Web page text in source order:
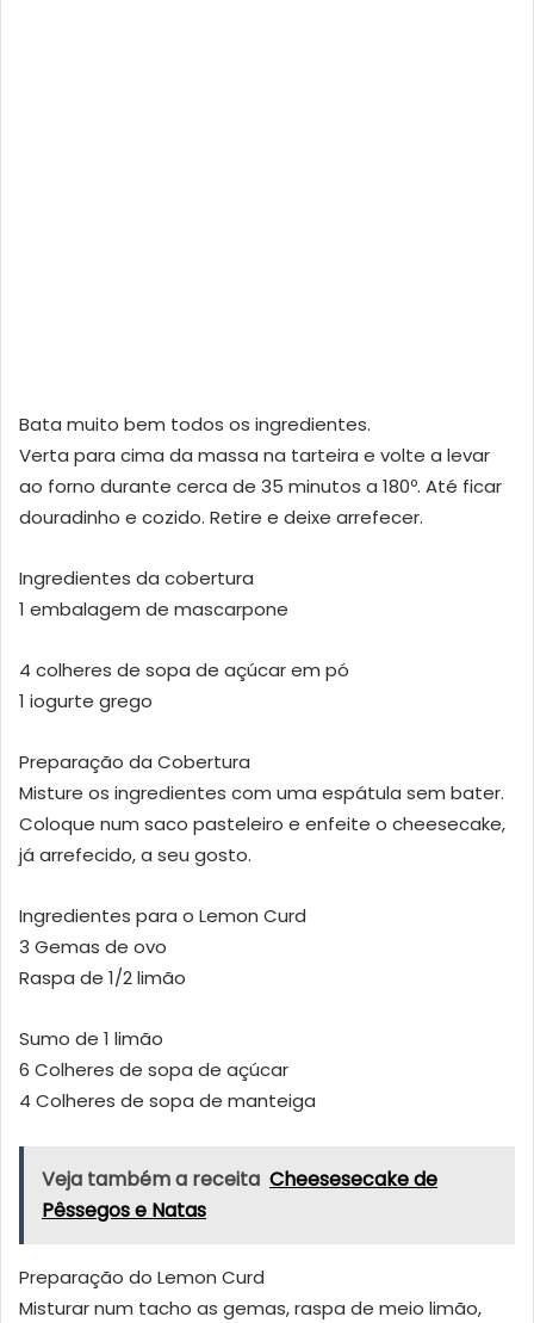
Bata muito bem todos os ingredientes.
Verta para cima da massa na tarteira e volte a levar
ao forno durante cerca de 35 minutos a 180º. Até ficar
douradinho e cozido. Retire e deixe arrefecer.
Ingredientes da cobertura
1 embalagem de mascarpone
4 colheres de sopa de açúcar em pó
1 iogurte grego
Preparação da Cobertura
Misture os ingredientes com uma espátula sem bater.
Coloque num saco pasteleiro e enfeite o cheesecake,
já arrefecido, a seu gosto.
Ingredientes para o Lemon Curd
3 Gemas de ovo
Raspa de 1/2 limão
Sumo de 1 limão
6 Colheres de sopa de açúcar
4 Colheres de sopa de manteiga
Veja também a receita Cheesesecake de
Pêssegos e Natas
Preparação do Lemon Curd
Misturar num tacho as gemas, raspa de meio limão,